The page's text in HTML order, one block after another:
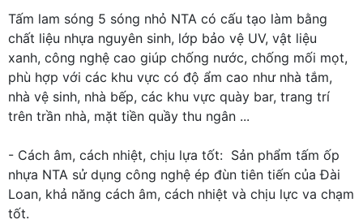
Tấm lam sóng 5 sóng nhỏ NTA có cấu tạo làm bằng
chất liệu nhựa nguyên sinh, lớp bảo vệ UV, vật liệu
xanh, công nghệ cao giúp chống nước, chống mối mọt,
phù hợp với các khu vực có độ ẩm cao như nhà tắm,
nhà vệ sinh, nhà bếp, các khu vực quày bar, trang trí
trên trần nhà, mặt tiền quầy thu ngân ...
- Cách âm, cách nhiệt, chịu lựa tốt: Sản phẩm tấm ốp
nhựa NTA sử dụng công nghệ ép đùn tiên tiến của Đài
Loan, khả năng cách âm, cách nhiệt và chịu lực va chạm
tốt.